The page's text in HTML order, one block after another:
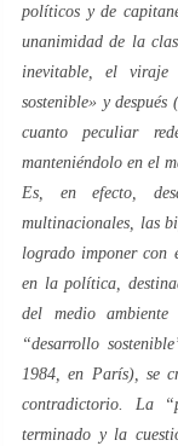
políticos y de
unanimidad de la
inevitable, el viraje
sostenible» y después
cuanto peculiar
manteniéndolo en el
Es, en efecto,
multinacionales, las
logrado imponer con
en la política,
del medio
“desarrollo sostenible
1984, en París), se
contradictorio. La “
terminado y la